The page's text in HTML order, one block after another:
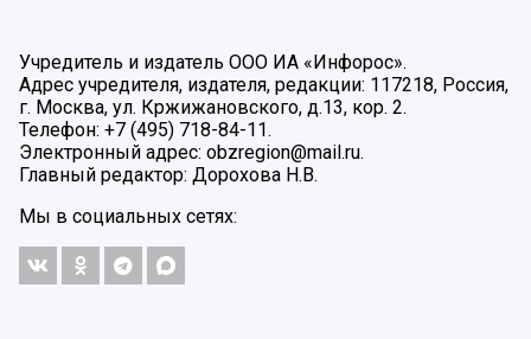
Учредитель и издатель ООО ИА «Инфорос».
Адрес учредителя, издателя, редакции: 117218, Россия,
г. Москва, ул. Кржижановского, д.13, кор. 2.
Телефон: +7 (495) 718-84-11.
Электронный адрес: obzregion@mail.ru.
Главный редактор: Дорохова Н.В.
Мы в социальных сетях: